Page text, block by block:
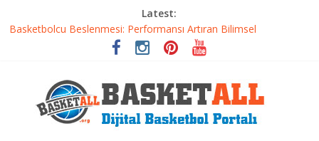
Latest:
Basketbolcu Beslenmesi: Performansı Artıran Bilimsel
Basketbolda Şut Antrenmanı ve Grafik Oluşturma
Dünyanın En İyi Basketbol Takımı: Gerçek Şampiyon Kim?
Etkili Basketbol Antrenmanı Nasıl Olmalı